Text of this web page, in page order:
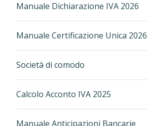
Manuale Dichiarazione IVA 2026
Manuale Certificazione Unica 2026
Società di comodo
Calcolo Acconto IVA 2025
Manuale Anticipazioni Bancarie